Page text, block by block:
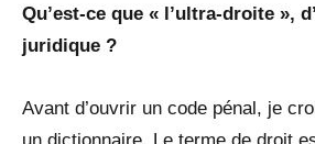
Qu’est-ce que « l’ultra-droite »,
juridique ?
Avant d’ouvrir un code pénal, je